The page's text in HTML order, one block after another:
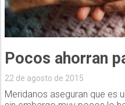
Pocos ahorran
22 de agosto de 2015
Meridanos aseguran que es